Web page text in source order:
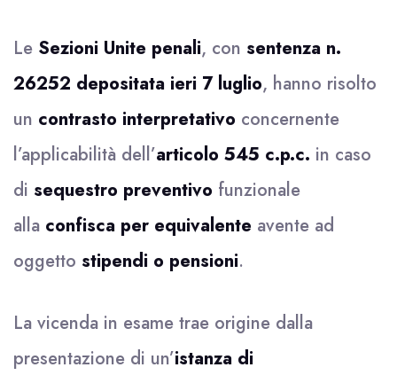
Le Sezioni Unite penali, con sentenza n.
26252 depositata ieri 7 luglio, hanno risolto
un contrasto interpretativo concernente
l’applicabilità dell’articolo 545 c.p.c. in caso
di sequestro preventivo funzionale
alla confisca per equivalente avente ad
oggetto stipendi o pensioni.
La vicenda in esame trae origine dalla
presentazione di un’istanza di